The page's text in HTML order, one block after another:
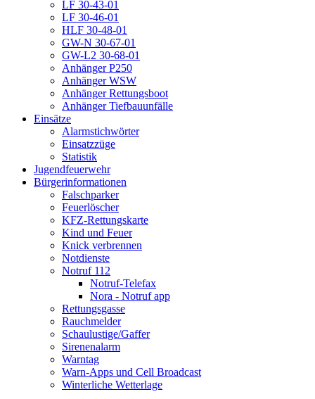
LF 30-43-01
LF 30-46-01
HLF 30-48-01
GW-N 30-67-01
GW-L2 30-68-01
Anhänger P250
Anhänger WSW
Anhänger Rettungsboot
Anhänger Tiefbauunfälle
Einsätze
Alarmstichwörter
Einsatzzüge
Statistik
Jugendfeuerwehr
Bürgerinformationen
Falschparker
Feuerlöscher
KFZ-Rettungskarte
Kind und Feuer
Knick verbrennen
Notdienste
Notruf 112
Notruf-Telefax
Nora - Notruf app
Rettungsgasse
Rauchmelder
Schaulustige/Gaffer
Sirenenalarm
Warntag
Warn-Apps und Cell Broadcast
Winterliche Wetterlage